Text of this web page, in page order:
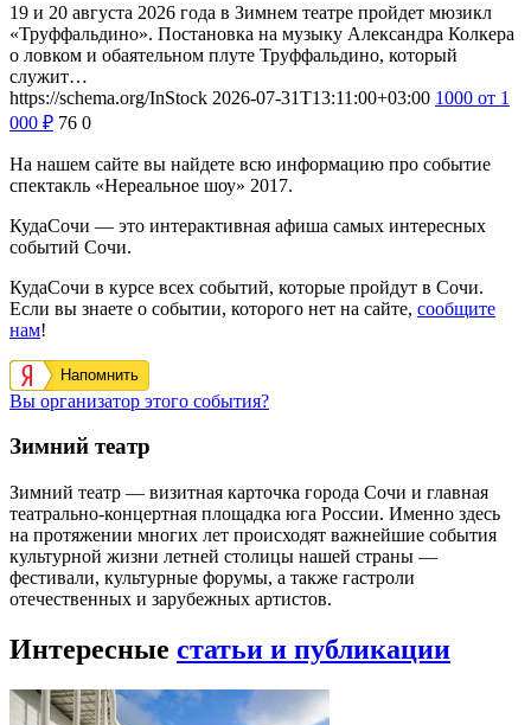
19 и 20 августа 2026 года в Зимнем театре пройдет мюзикл
«Труффальдино». Постановка на музыку Александра Колкера
о ловком и обаятельном плуте Труффальдино, который
служит…
https://schema.org/InStock 2026-07-31T13:11:00+03:00 1000 от 1
000 ₽ 76 0
На нашем сайте вы найдете всю информацию про событие
спектакль «Нереальное шоу» 2017.
КудаСочи — это интерактивная афиша самых интересных
событий Сочи.
КудаСочи в курсе всех событий, которые пройдут в Сочи.
Если вы знаете о событии, которого нет на сайте, сообщите
нам!
Напомнить
Вы организатор этого события?
Зимний театр
Зимний театр — визитная карточка города Сочи и главная
театрально-концертная площадка юга России. Именно здесь
на протяжении многих лет происходят важнейшие события
культурной жизни летней столицы нашей страны —
фестивали, культурные форумы, а также гастроли
отечественных и зарубежных артистов.
Интересные статьи и публикации